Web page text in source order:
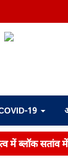
19
में ब्लॉक सतांव